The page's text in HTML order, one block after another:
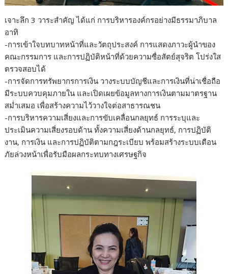
เจาะลึก 3 วาระสำคัญ ได้แก่ การบริหารองค์กรอย่างมีธรรมาภิบาล
อาทิ
-การเข้าใจบทบาทหน้าที่และวัตถุประสงค์ การแสดงภาวะผู้นำของ
คณะกรรมการ และการปฏิบัติหน้าที่ด้วยความซื่อสัตย์สุจริต โปร่งใส
ตรวจสอบได้
-การจัดการทรัพยากรการเงิน วางระบบบัญชีและการเงินที่น่าเชื่อถือ
มีระบบควบคุมภายใน และเปิดเผยข้อมูลทางการเงินตามมาตรฐาน
สม่ำเสมอ เพื่อสร้างความไว้วางใจต่อสาธารณชน
-การบริหารความเสี่ยงและการขับเคลื่อนกลยุทธ์ การระบุและ
ประเมินความเสี่ยงรอบด้าน ทั้งความเสี่ยงด้านกลยุทธ์, การปฏิบัติ
งาน, การเงิน และการปฏิบัติตามกฎระเบียบ พร้อมสร้างระบบเตือน
ภัยล่วงหน้าเพื่อรับมือผลกระทบทางเศรษฐกิจ